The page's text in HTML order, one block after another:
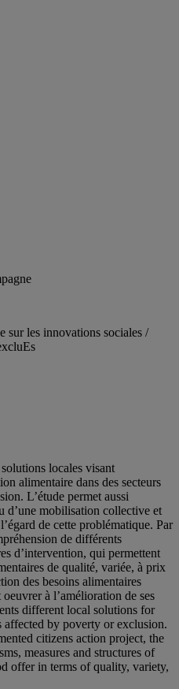
sur les innovations sociales /
locales visant
alimentaire dans des secteurs
L’étude permet aussi
d’une mobilisation collective et
de cette problématique. Par
de différents
d’intervention, qui permettent
de qualité, variée, à prix
des besoins alimentaires
à l’amélioration de ses
different local solutions for
by poverty or exclusion.
citizens action project, the
measures and structures of
offer in terms of quality, variety,